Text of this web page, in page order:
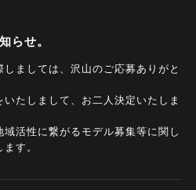
らせ。
ましては、沢山のご応募ありがと
たしまして、お二人決定いたしま
活性に繋がるモデル募集等に関し
す。